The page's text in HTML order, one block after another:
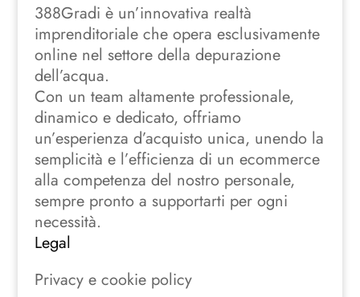
388Gradi è un’innovativa realtà
imprenditoriale che opera esclusivamente
online nel settore della depurazione
dell’acqua.
Con un team altamente professionale,
dinamico e dedicato, offriamo
un’esperienza d’acquisto unica, unendo la
semplicità e l’efficienza di un ecommerce
alla competenza del nostro personale,
sempre pronto a supportarti per ogni
necessità.
Legal
Privacy e cookie policy